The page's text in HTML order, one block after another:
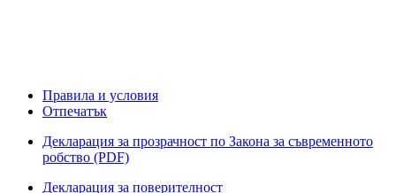
Правила и условия
Отпечатък
Декларация за прозрачност по Закона за съвременното
робство (PDF)
Декларация за поверителност